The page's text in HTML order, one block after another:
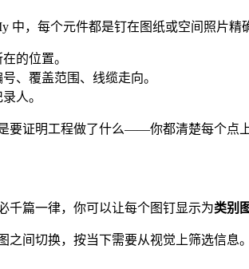
中，每个元件都是钉在图纸或空间照片精
的位置。
、覆盖范围、线缆走向。
人。
证明工程做了什么——你都清楚每个点上
千篇一律，你可以让每个图钉显示为类别
间切换，按当下需要从视觉上筛选信